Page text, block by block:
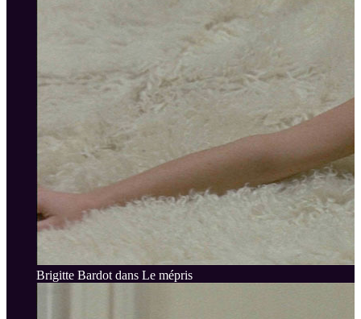
Brigitte Bardot dans Le mépris